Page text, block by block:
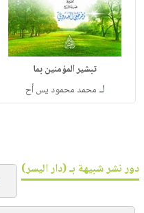
تبشير المؤمنين بما
لـ محمد محمود يس أح
دور نشر شبيهة بـ (دار اليسر)